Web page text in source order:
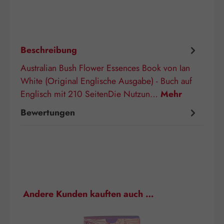
Beschreibung
Australian Bush Flower Essences Book von Ian
White (Original Englische Ausgabe) - Buch auf
Englisch mit 210 SeitenDie Nutzun… Mehr
Bewertungen
Produktgalerie überspringen
Andere Kunden kauften auch …